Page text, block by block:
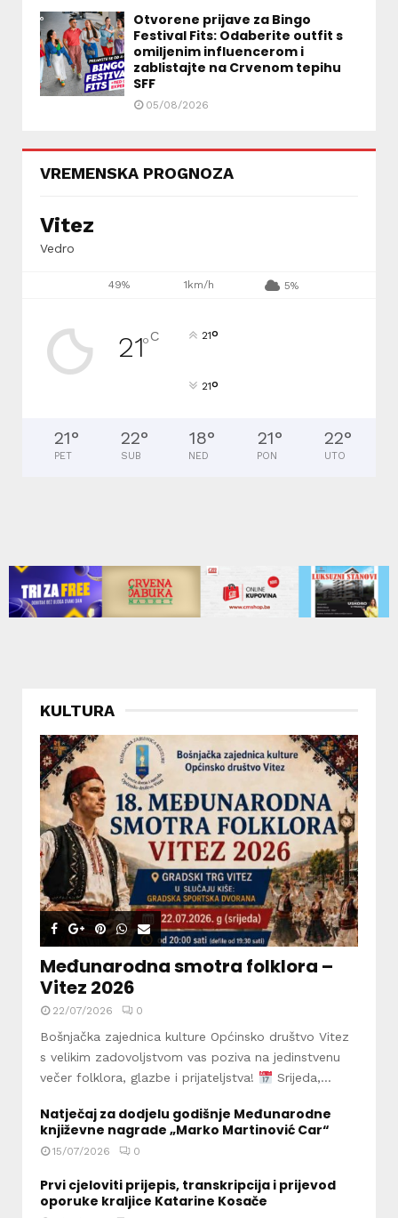
Otvorene prijave za Bingo
Festival Fits: Odaberite outfit s
omiljenim influencerom i
zablistajte na Crvenom tepihu
SFF
05/08/2026
VREMENSKA PROGNOZA
Vitez
Vedro
49% 1km/h 5%
21°C 21°
21°
21°
PET
22°
SUB
18°
NED
21°
PON
22°
UTO
KULTURA
Međunarodna smotra folklora –
Vitez 2026
22/07/2026 0
Bošnjačka zajednica kulture Općinsko društvo Vitez
s velikim zadovoljstvom vas poziva na jedinstvenu
večer folklora, glazbe i prijateljstva!
Srijeda,...
Natječaj za dodjelu godišnje Međunarodne
književne nagrade „Marko Martinović Car“
15/07/2026 0
Prvi cjeloviti prijepis, transkripcija i prijevod
oporuke kraljice Katarine Kosače